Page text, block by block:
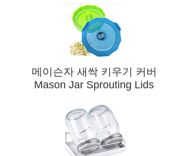
​메이슨자 새싹 키우기 커버
Mason Jar Sprouting Lids